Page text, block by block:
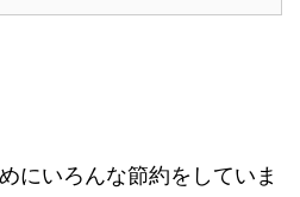
にいろんな節約をしていま